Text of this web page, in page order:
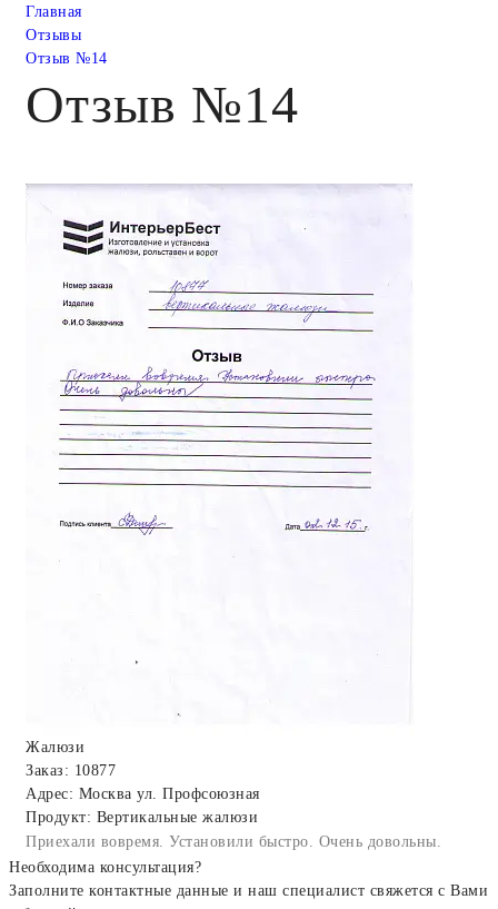
Главная
Отзывы
Отзыв №14
Отзыв №14
Жалюзи
Заказ: 10877
Адрес: Москва ул. Профсоюзная
Продукт: Вертикальные жалюзи
Приехали вовремя. Установили быстро. Очень довольны.
Необходима консультация?
Заполните контактные данные и наш специалист свяжется с Вами